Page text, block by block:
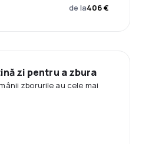
de la406 €
zi pentru a zbura
zborurile au cele mai